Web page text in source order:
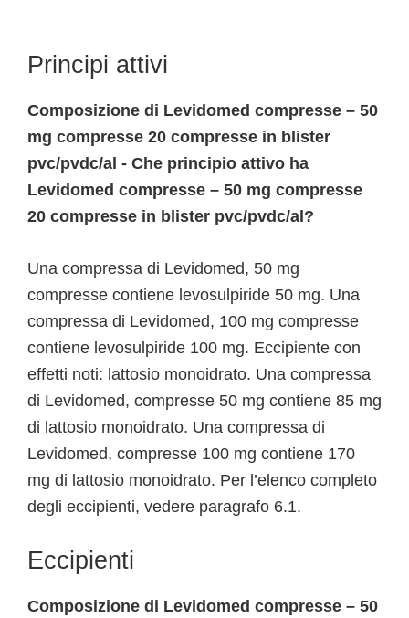
Principi attivi
Composizione di Levidomed compresse – 50
mg compresse 20 compresse in blister
pvc/pvdc/al - Che principio attivo ha
Levidomed compresse – 50 mg compresse
20 compresse in blister pvc/pvdc/al?
Una compressa di Levidomed, 50 mg
compresse contiene levosulpiride 50 mg. Una
compressa di Levidomed, 100 mg compresse
contiene levosulpiride 100 mg. Eccipiente con
effetti noti: lattosio monoidrato. Una compressa
di Levidomed, compresse 50 mg contiene 85 mg
di lattosio monoidrato. Una compressa di
Levidomed, compresse 100 mg contiene 170
mg di lattosio monoidrato. Per l’elenco completo
degli eccipienti, vedere paragrafo 6.1.
Eccipienti
Composizione di Levidomed compresse – 50